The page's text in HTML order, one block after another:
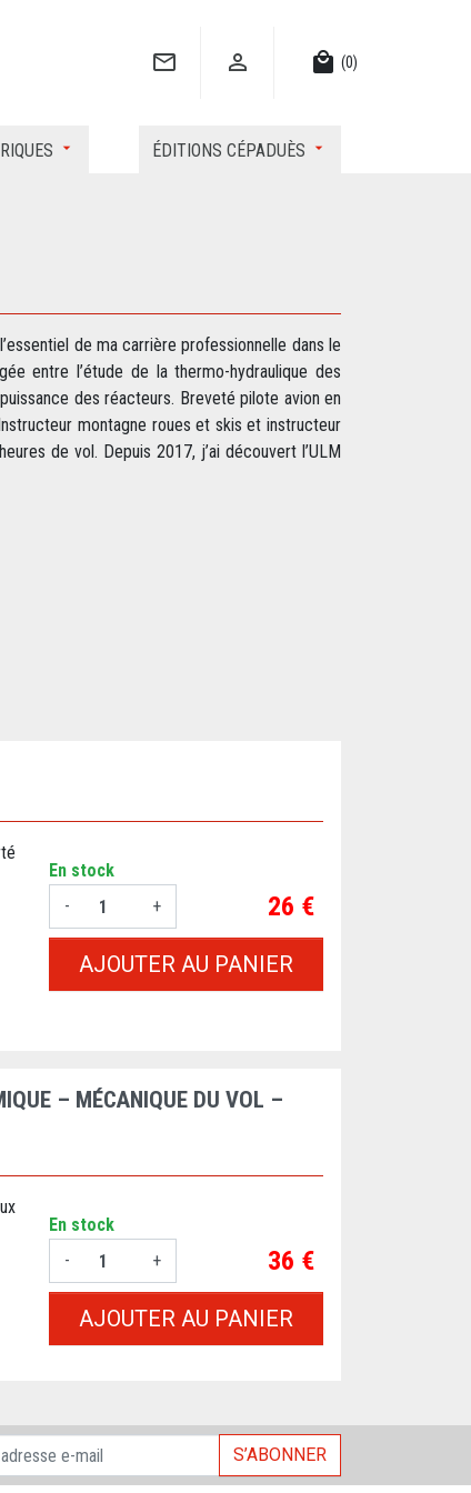
  local_mall (0)
ÉDITIONS CÉPADUÈS
de ma carrière professionnelle dans le
entre l’étude de la thermo-hydraulique des
des réacteurs. Breveté pilote avion en
montagne roues et skis et instructeur
de vol. Depuis 2017, j’ai découvert l’ULM
En stock
-
+ Prix
26 €
AJOUTER AU PANIER
– MÉCANIQUE DU VOL –
En stock
-
+ Prix
36 €
AJOUTER AU PANIER
S’ABONNER